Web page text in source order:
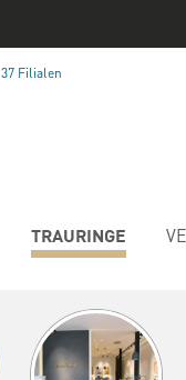
37 Filialen
TRAURINGE